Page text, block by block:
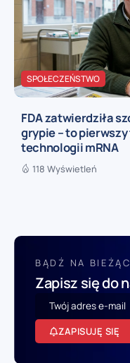
SPOŁECZEŃSTWO
FDA zatwierdziła
grypie – to
technologii mRNA
118 Wyświetleń
BĄDŹ NA
Zapisz się do
ZAPISUJĘ SIĘ